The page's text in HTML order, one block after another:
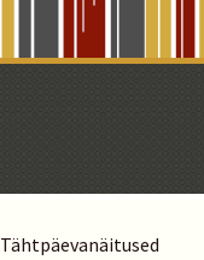
Tähtpäevanäitused